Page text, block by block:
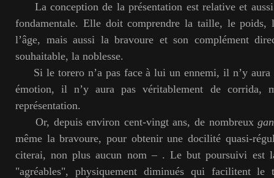
La conception de la présentation est relative et
fondamentale. Elle doit comprendre la taille, le poids,
l’âge, mais aussi la bravoure et son complément
souhaitable, la noblesse.
Si le torero n’a pas face à lui un ennemi, il n’y aura
émotion, il n’y aura pas véritablement de corrida,
représentation.
Or, depuis environ cent-vingt ans, de nombreux
même la bravoure, pour obtenir une docilité quasi-
citerai, non plus aucun nom – . Le but poursuivi est
"agréables", physiquement diminués qui facilitent le